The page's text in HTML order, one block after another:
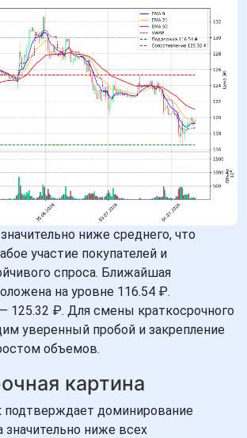
ниже среднего, что
участие покупателей и
спроса. Ближайшая
на уровне 116.54 ₽.
125.32 ₽. Для смены краткосрочного
уверенный пробой и закрепление
объемов.
картина
подтверждает доминирование
значительно ниже всех